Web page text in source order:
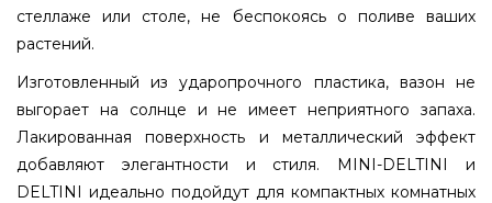
стеллаже или столе, не беспокоясь о поливе ваших
растений.
Изготовленный из ударопрочного пластика, вазон не
выгорает на солнце и не имеет неприятного запаха.
Лакированная поверхность и металлический эффект
добавляют элегантности и стиля. MINI-DELTINI и
DELTINI идеально подойдут для компактных комнатных